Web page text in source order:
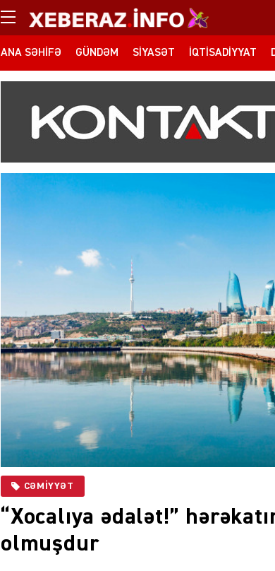
ANA SƏHIFƏ GÜNDƏM SIYASƏT İQTISADIYYAT
CƏMIYYƏT
“Xocalıya ədalət!”
olmuşdur